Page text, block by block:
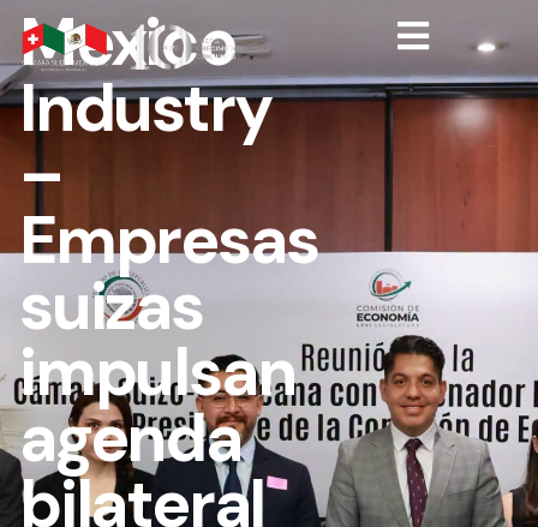
Mexico
Industry
–
Empresas
suizas
impulsan
agenda
bilateral